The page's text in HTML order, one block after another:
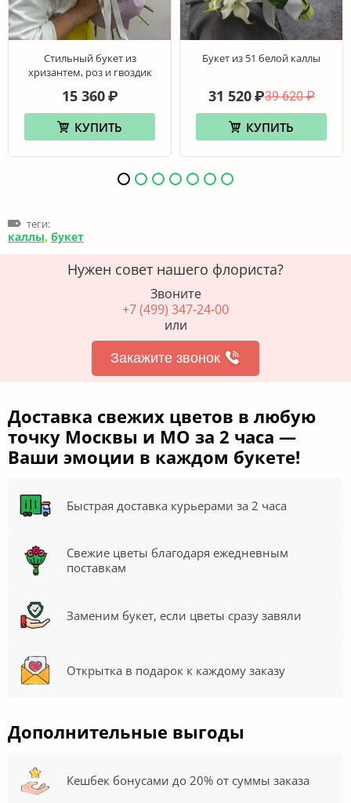
Стильный букет из
хризантем, роз и гвоздик
15 360 ₽
КУПИТЬ
Букет из 51 белой каллы
39 620 ₽
31 520 ₽
КУПИТЬ
теги:
каллы, букет
Нужен совет нашего флориста?
Звоните
+7 (499) 347-24-00
или
Закажите звонок
Доставка свежих цветов в любую
точку Москвы и МО за 2 часа —
Ваши эмоции в каждом букете!
Быстрая доставка курьерами за 2 часа
Свежие цветы благодаря ежедневным
поставкам
Заменим букет, если цветы сразу завяли
Открытка в подарок к каждому заказу
Дополнительные выгоды
Кешбек бонусами до 20% от суммы заказа